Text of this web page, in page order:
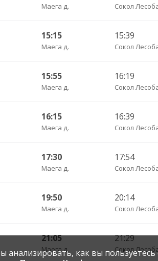
Маега д. Сокол
15:15
Маега д.
15:39
Сокол
15:55
Маега д.
16:19
Сокол
16:15
Маега д.
16:39
Сокол
17:30
Маега д.
17:54
Сокол
19:50
Маега д.
20:14
Сокол
21:05
Маега д.
21:29
Сокол
анализировать, как вы